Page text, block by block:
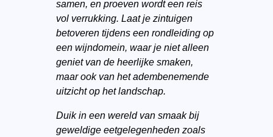
samen, en proeven wordt een reis
vol verrukking. Laat je zintuigen
betoveren tijdens een rondleiding op
een wijndomein, waar je niet alleen
geniet van de heerlijke smaken,
maar ook van het adembenemende
uitzicht op het landschap.
Duik in een wereld van smaak bij
geweldige eetgelegenheden zoals